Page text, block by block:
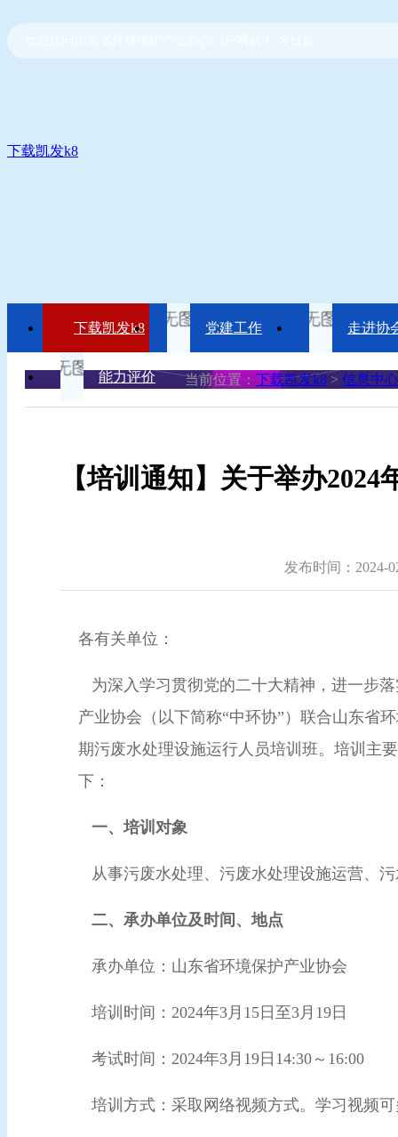
下载凯发k8
下载凯发k8 党建工作 走进协
能力评价 当前位置： 下载凯发k8 > 信息中心
【培训通知】关于举办
发布时间：2024-
各有关单位：
为深入学习贯彻党的二十大精神，进一步
产业协会（以下简称“中环协”）联合山东省
期污废水处理设施运行人员培训班。培训主
下：
一、培训对象
从事污废水处理、污废水处理设施运营、
二、承办单位及时间、地点
承办单位：山东省环境保护产业协会
培训时间：2024年3月15日至3月19日
考试时间：2024年3月19日14:30～16:00
培训方式：采取网络视频方式。学习视频